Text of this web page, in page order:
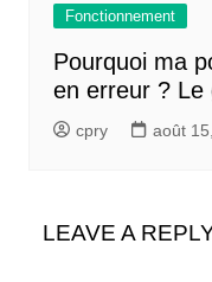
Fonctionnement
Pourquoi ma
en erreur ? Le
cpry août
LEAVE A